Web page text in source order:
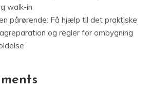
walk-in
pårørende: Få hjælp til det praktiske
og regler for ombygning